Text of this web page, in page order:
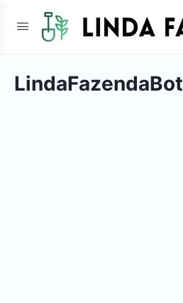
LindaFazendaBot